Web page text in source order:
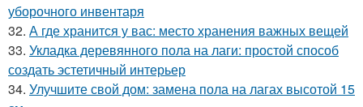
уборочного инвентаря
32. А где хранится у вас: место хранения важных вещей
33. Укладка деревянного пола на лаги: простой способ
создать эстетичный интерьер
34. Улучшите свой дом: замена пола на лагах высотой 15